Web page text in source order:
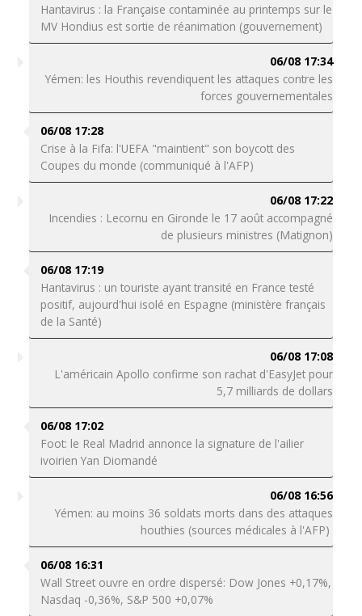
Hantavirus : la Française contaminée au printemps sur le
MV Hondius est sortie de réanimation (gouvernement)
06/08 17:34
Yémen: les Houthis revendiquent les attaques contre les
forces gouvernementales
06/08 17:28
Crise à la Fifa: l'UEFA "maintient" son boycott des
Coupes du monde (communiqué à l'AFP)
06/08 17:22
Incendies : Lecornu en Gironde le 17 août accompagné
de plusieurs ministres (Matignon)
06/08 17:19
Hantavirus : un touriste ayant transité en France testé
positif, aujourd'hui isolé en Espagne (ministère français
de la Santé)
06/08 17:08
L'américain Apollo confirme son rachat d'EasyJet pour
5,7 milliards de dollars
06/08 17:02
Foot: le Real Madrid annonce la signature de l'ailier
ivoirien Yan Diomandé
06/08 16:56
Yémen: au moins 36 soldats morts dans des attaques
houthies (sources médicales à l'AFP)
06/08 16:31
Wall Street ouvre en ordre dispersé: Dow Jones +0,17%,
Nasdaq -0,36%, S&P 500 +0,07%